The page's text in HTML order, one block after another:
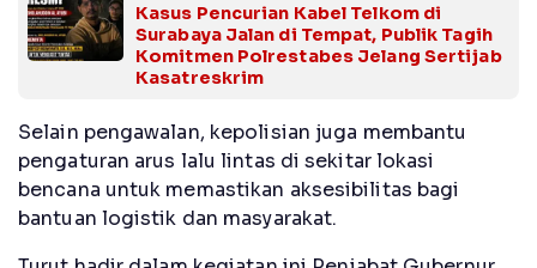
Kasus Pencurian Kabel Telkom di
Surabaya Jalan di Tempat, Publik Tagih
Komitmen Polrestabes Jelang Sertijab
Kasatreskrim
Selain pengawalan, kepolisian juga membantu
pengaturan arus lalu lintas di sekitar lokasi
bencana untuk memastikan aksesibilitas bagi
bantuan logistik dan masyarakat.